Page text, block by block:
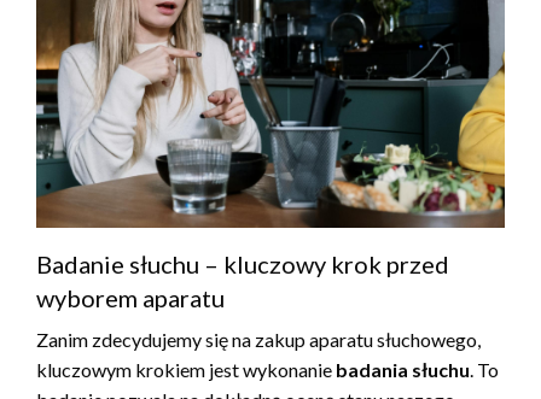
Badanie słuchu – kluczowy krok przed
wyborem aparatu
Zanim zdecydujemy się na zakup aparatu słuchowego,
kluczowym krokiem jest wykonanie badania słuchu . To